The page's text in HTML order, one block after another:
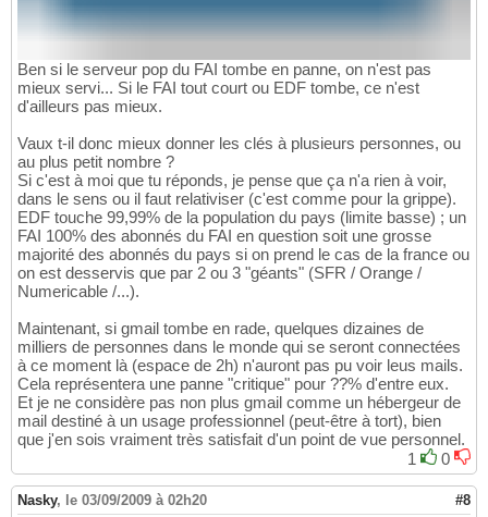
Ben si le serveur pop du FAI tombe en panne, on n'est pas
mieux servi... Si le FAI tout court ou EDF tombe, ce n'est
d'ailleurs pas mieux.
Vaux t-il donc mieux donner les clés à plusieurs personnes, ou
au plus petit nombre ?
Si c'est à moi que tu réponds, je pense que ça n'a rien à voir,
dans le sens ou il faut relativiser (c'est comme pour la grippe).
EDF touche 99,99% de la population du pays (limite basse) ; un
FAI 100% des abonnés du FAI en question soit une grosse
majorité des abonnés du pays si on prend le cas de la france ou
on est desservis que par 2 ou 3 "géants" (SFR / Orange /
Numericable /...).
Maintenant, si gmail tombe en rade, quelques dizaines de
milliers de personnes dans le monde qui se seront connectées
à ce moment là (espace de 2h) n'auront pas pu voir leus mails.
Cela représentera une panne "critique" pour ??% d'entre eux.
Et je ne considère pas non plus gmail comme un hébergeur de
mail destiné à un usage professionnel (peut-être à tort), bien
que j'en sois vraiment très satisfait d'un point de vue personnel.
1
0
Nasky, le 03/09/2009 à 02h20 #8